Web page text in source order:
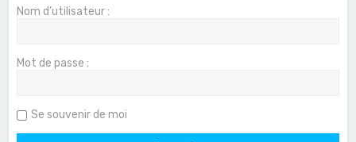
Nom d’utilisateur :
Mot de passe :
Se souvenir de moi